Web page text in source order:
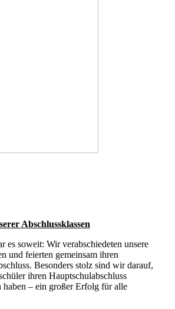
Abschlussklassen
es soweit: Wir verabschiedeten unsere
und feierten gemeinsam ihren
Besonders stolz sind wir darauf,
ihren Hauptschulabschluss
haben – ein großer Erfolg für alle